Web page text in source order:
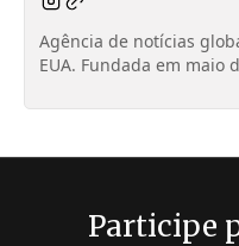
Agência de notícias
EUA. Fundada em maio
Participe